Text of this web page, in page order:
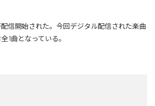
配信開始された。今回デジタル配信された楽曲
1曲となっている。